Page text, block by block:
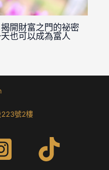
開財富之門的祕密
也可以成為富人
223號2樓